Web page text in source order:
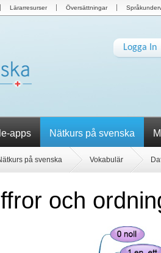
Lärarresurser Översättningar
Logga In
apps Nätkurs på svenska
på svenska Vokabulär
och